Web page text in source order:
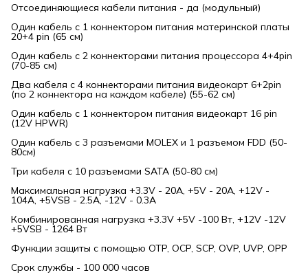
Отсоединяющиеся кабели питания - да (модульный)
Один кабель с 1 коннектором питания материнской платы
20+4 pin (65 см)
Один кабель с 2 коннекторами питания процессора 4+4pin
(70-85 см)
Два кабеля с 4 коннекторами питания видеокарт 6+2pin
(по 2 коннектора на каждом кабеле) (55-62 см)
Один кабель с 1 коннектором питания видеокарт 16 pin
(12V HPWR)
Один кабель с 3 разъемами MOLEX и 1 разъемом FDD (50-
80см)
Три кабеля с 10 разъемами SATA (50-80 см)
Максимальная нагрузка +3.3V - 20A, +5V - 20A, +12V -
104A, +5VSB - 2.5A, -12V - 0.3A
Комбинированная нагрузка +3.3V +5V -100 Вт, +12V -12V
+5VSB - 1264 Вт
Функции защиты с помощью OTP, OCP, SCP, OVP, UVP, OPP
Срок службы - 100 000 часов